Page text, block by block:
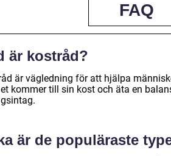
FAQ
är kostråd?
är vägledning för att hjälpa
kommer till sin kost och äta en
är de populäraste